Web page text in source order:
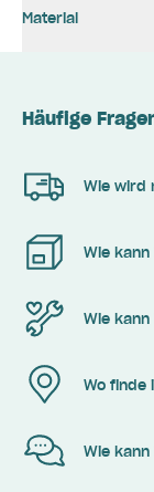
Material
Häufige
Wie wird
Wie
Wie
Wo finde
Wie